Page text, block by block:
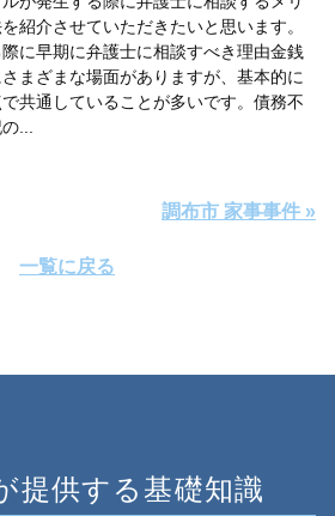
紹介させていただきたいと思います。
に早期に弁護士に相談すべき理由金銭
まざまな場面がありますが、基本的に
共通していることが多いです。債務不
...
調布市 家事事件 »
一覧に戻る
提供する基礎知識